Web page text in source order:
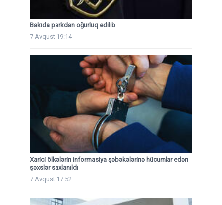
Bakıda parkdan oğurluq edilib
7 Avqust 19:14
Xarici ölkələrin informasiya şəbəkələrinə hücumlar edən
şəxslər saxlanıldı
7 Avqust 17:52